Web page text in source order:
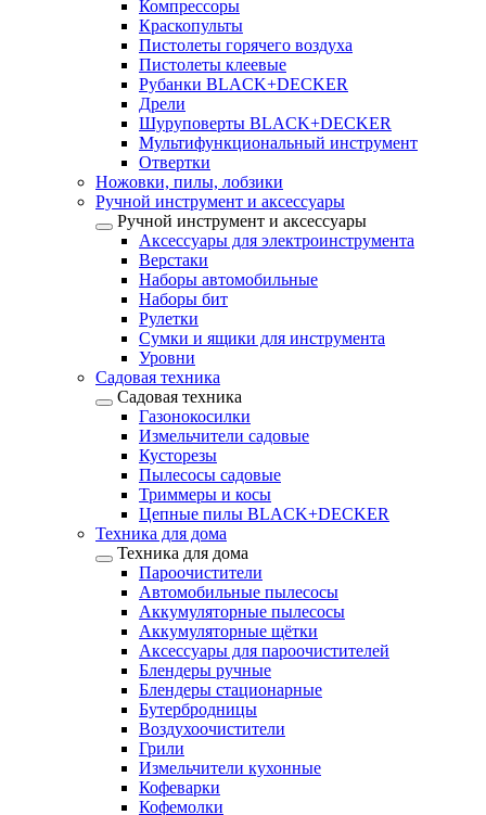
Компрессоры
Краскопульты
Пистолеты горячего воздуха
Пистолеты клеевые
Рубанки BLACK+DECKER
Дрели
Шуруповерты BLACK+DECKER
Мультифункциональный инструмент
Отвертки
Ножовки, пилы, лобзики
Ручной инструмент и аксессуары
Ручной инструмент и аксессуары
Аксессуары для электроинструмента
Верстаки
Наборы автомобильные
Наборы бит
Рулетки
Сумки и ящики для инструмента
Уровни
Садовая техника
Садовая техника
Газонокосилки
Измельчители садовые
Кусторезы
Пылесосы садовые
Триммеры и косы
Цепные пилы BLACK+DECKER
Техника для дома
Техника для дома
Пароочистители
Автомобильные пылесосы
Аккумуляторные пылесосы
Аккумуляторные щётки
Аксессуары для пароочистителей
Блендеры ручные
Блендеры стационарные
Бутербродницы
Воздухоочистители
Грили
Измельчители кухонные
Кофеварки
Кофемолки